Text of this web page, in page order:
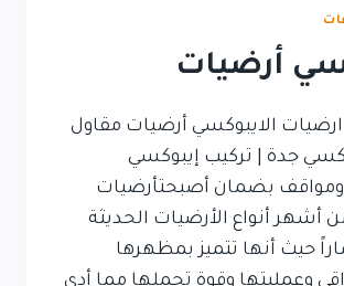
أرضيات
ارضيات الايبوكسي أرضيات مقاول
جدة | تركيب إيبوكسي
بضمان أصبحتأرضيات
أشهر أنواع الأرضيات الحديثة
حيث أنها تتميز بمظهرها
وعمليتها وقوة تحملها مما أدى